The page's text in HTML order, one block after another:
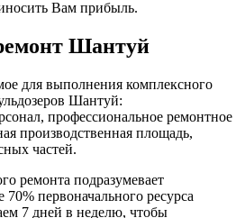
Вам прибыль.
Шантуй
для выполнения комплексного
Шантуй:
профессиональное ремонтное
производственная площадь,
частей.
ремонта подразумевает
70% первоначального ресурса
7 дней в неделю, чтобы